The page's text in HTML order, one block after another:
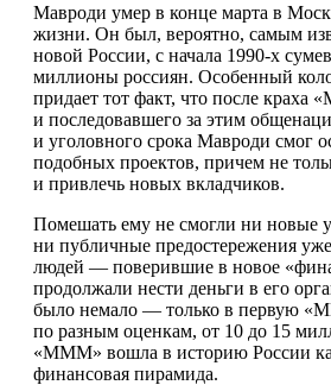
Мавроди умер в конце марта в
жизни. Он был, вероятно, самым
новой России, с начала 1990-х
миллионы россиян. Особенный
придает тот факт, что после
и последовавшего за этим
и уголовного срока Мавроди смог
подобных проектов, причем не
и привлечь новых вкладчиков.
Помешать ему не смогли ни новые
ни публичные предостережения
людей — поверившие в новое
продолжали нести деньги в его
было немало — только в первую
по разным оценкам, от 10 до 15
«МММ» вошла в историю России
финансовая пирамида.